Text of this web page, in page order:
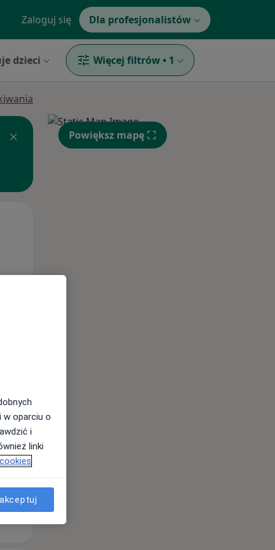
Zaloguj się Dla profesjonalistów
dzieci Więcej filtrów • 1
11 Sie
Powiększ mapę
w oparciu o
i
linki